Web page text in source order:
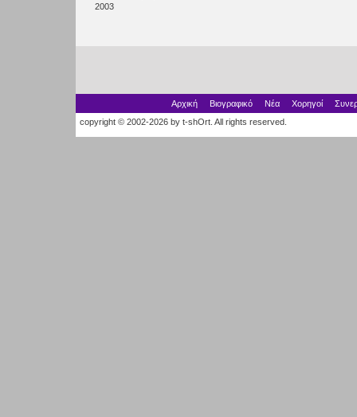
2003
Αρχική Βιογραφικό Νέα Χορηγοί
copyright © 2002-2026 by t-shOrt. All rights reserved.